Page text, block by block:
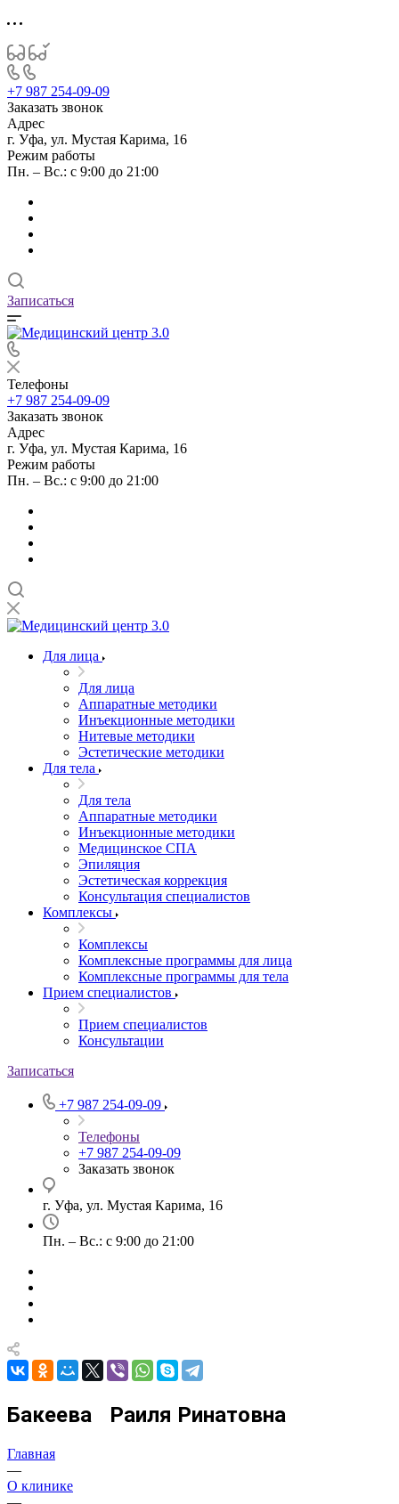
+7 987 254-09-09
Заказать звонок
Адрес
г. Уфа, ул. Мустая Карима, 16
Режим работы
Пн. – Вс.: с 9:00 до 21:00
Записаться
Телефоны
+7 987 254-09-09
Заказать звонок
Адрес
г. Уфа, ул. Мустая Карима, 16
Режим работы
Пн. – Вс.: с 9:00 до 21:00
Для лица
Для лица
Аппаратные методики
Инъекционные методики
Нитевые методики
Эстетические методики
Для тела
Для тела
Аппаратные методики
Инъекционные методики
Медицинское СПА
Эпиляция
Эстетическая коррекция
Консультация специалистов
Комплексы
Комплексы
Комплексные программы для лица
Комплексные программы для тела
Прием специалистов
Прием специалистов
Консультации
Записаться
+7 987 254-09-09
Телефоны
+7 987 254-09-09
Заказать звонок
г. Уфа, ул. Мустая Карима, 16
Пн. – Вс.: с 9:00 до 21:00
Бакеева Раиля Ринатовна
Главная
—
О клинике